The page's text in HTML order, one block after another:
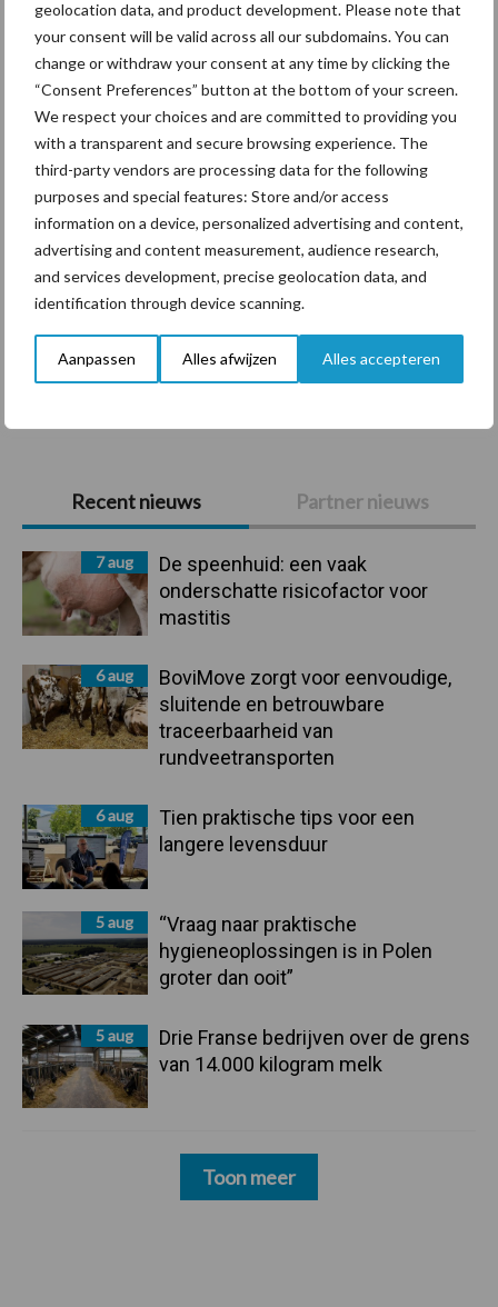
geolocation data, and product development. Please note that
your consent will be valid across all our subdomains. You can
change or withdraw your consent at any time by clicking the
“Consent Preferences” button at the bottom of your screen.
We respect your choices and are committed to providing you
with a transparent and secure browsing experience. The
third-party vendors are processing data for the following
purposes and special features: Store and/or access
information on a device, personalized advertising and content,
advertising and content measurement, audience research,
and services development, precise geolocation data, and
identification through device scanning.
Aanpassen Alles afwijzen Alles accepteren
Primaire
Sidebar
Recent nieuws Partner nieuws
7 aug
De speenhuid: een vaak
onderschatte risicofactor voor
mastitis
6 aug
BoviMove zorgt voor eenvoudige,
sluitende en betrouwbare
traceerbaarheid van
rundveetransporten
6 aug
Tien praktische tips voor een
langere levensduur
5 aug
“Vraag naar praktische
hygieneoplossingen is in Polen
groter dan ooit”
5 aug
Drie Franse bedrijven over de grens
van 14.000 kilogram melk
Toon meer
Ruimte voor minder eiwit in
het rantsoen zonder verlies
aan melkproductie
Nieuw voederbietras
toegelaten op de Belgische
rassenlijst
Ideaal voerprotocol kalveren
leidt tot winst op melkvee-
én kalverbedrijf